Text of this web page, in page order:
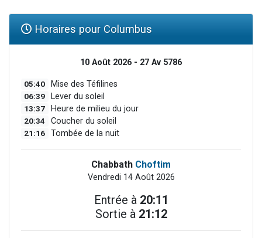
Horaires pour Columbus
10 Août 2026 - 27 Av 5786
05:40 Mise des Téfilines
06:39 Lever du soleil
13:37 Heure de milieu du jour
20:34 Coucher du soleil
21:16 Tombée de la nuit
Chabbath Choftim
Vendredi 14 Août 2026
Entrée à 20:11
Sortie à 21:12